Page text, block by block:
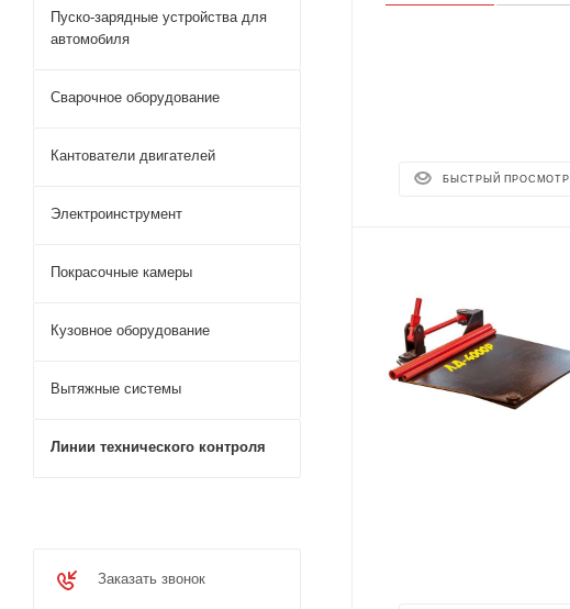
БЫСТРЫЙ ПРОСМОТР
Пуско-зарядные устройства для
автомобиля
Сварочное оборудование
Кантователи двигателей
Электроинструмент
Покрасочные камеры
Кузовное оборудование
Вытяжные системы
Линии технического контроля
Заказать звонок